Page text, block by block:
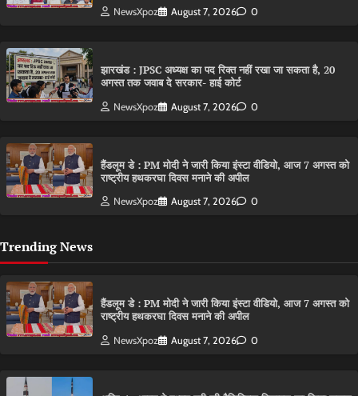
NewsXpoz August 7, 2026 0
झारखंड : JPSC अध्यक्ष का पद रिक्त नहीं रखा जा सकता है, 20
अगस्त तक जवाब दे सरकार- हाई कोर्ट
NewsXpoz August 7, 2026 0
हैंडलूम डे : PM मोदी ने जारी किया इंस्टा वीडियो, आज 7 अगस्त को
राष्ट्रीय हथकरघा दिवस मनाने की अपील
NewsXpoz August 7, 2026 0
Trending News
हैंडलूम डे : PM मोदी ने जारी किया इंस्टा वीडियो, आज 7 अगस्त को
राष्ट्रीय हथकरघा दिवस मनाने की अपील
NewsXpoz August 7, 2026 0